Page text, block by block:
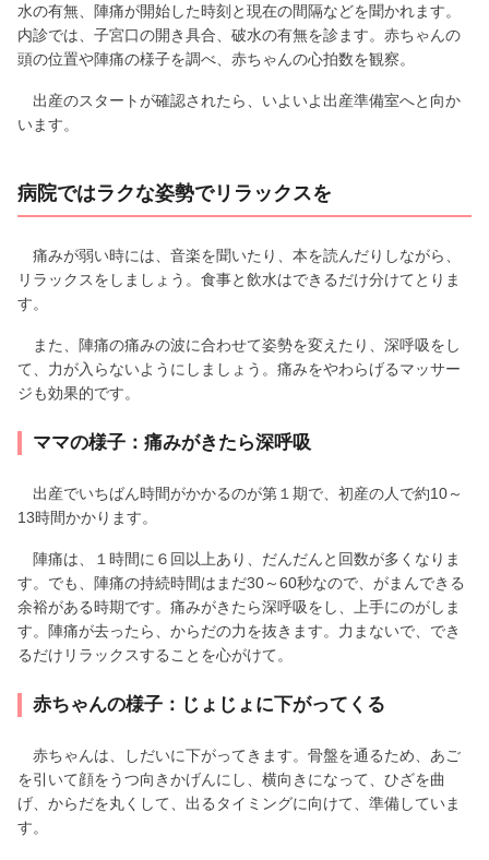
水の有無、陣痛が開始した時刻と現在の間隔などを聞かれます。
内診では、子宮口の開き具合、破水の有無を診ます。赤ちゃんの
頭の位置や陣痛の様子を調べ、赤ちゃんの心拍数を観察。
出産のスタートが確認されたら、いよいよ出産準備室へと向か
います。
病院ではラクな姿勢でリラックスを
痛みが弱い時には、音楽を聞いたり、本を読んだりしながら、
リラックスをしましょう。食事と飲水はできるだけ分けてとりま
す。
また、陣痛の痛みの波に合わせて姿勢を変えたり、深呼吸をし
て、力が入らないようにしましょう。痛みをやわらげるマッサー
ジも効果的です。
ママの様子：痛みがきたら深呼吸
出産でいちばん時間がかかるのが第１期で、初産の人で約10～
13時間かかります。
陣痛は、１時間に６回以上あり、だんだんと回数が多くなりま
す。でも、陣痛の持続時間はまだ30～60秒なので、がまんできる
余裕がある時期です。痛みがきたら深呼吸をし、上手にのがしま
す。陣痛が去ったら、からだの力を抜きます。力まないで、でき
るだけリラックスすることを心がけて。
赤ちゃんの様子：じょじょに下がってくる
赤ちゃんは、しだいに下がってきます。骨盤を通るため、あご
を引いて顔をうつ向きかげんにし、横向きになって、ひざを曲
げ、からだを丸くして、出るタイミングに向けて、準備していま
す。